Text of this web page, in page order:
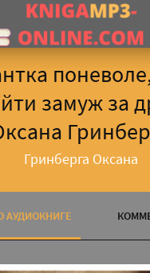
замуж за
Гринберга Оксана
АУДИОКНИГЕ